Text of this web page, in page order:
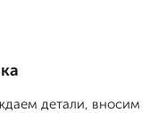
детали, вносим